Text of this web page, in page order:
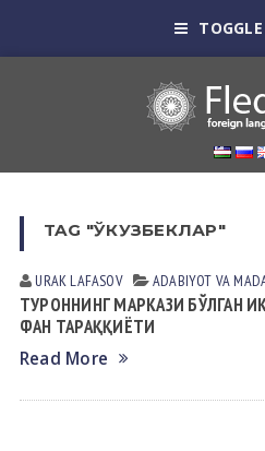
TAG "ЎКУЗБЕКЛАР"
URAK LАFАSOV АDАBIYOT VА
ТУРОННИНГ МАРКАЗИ БЎЛГАН
ФАН ТАРАҚҚИЁТИ
Read More